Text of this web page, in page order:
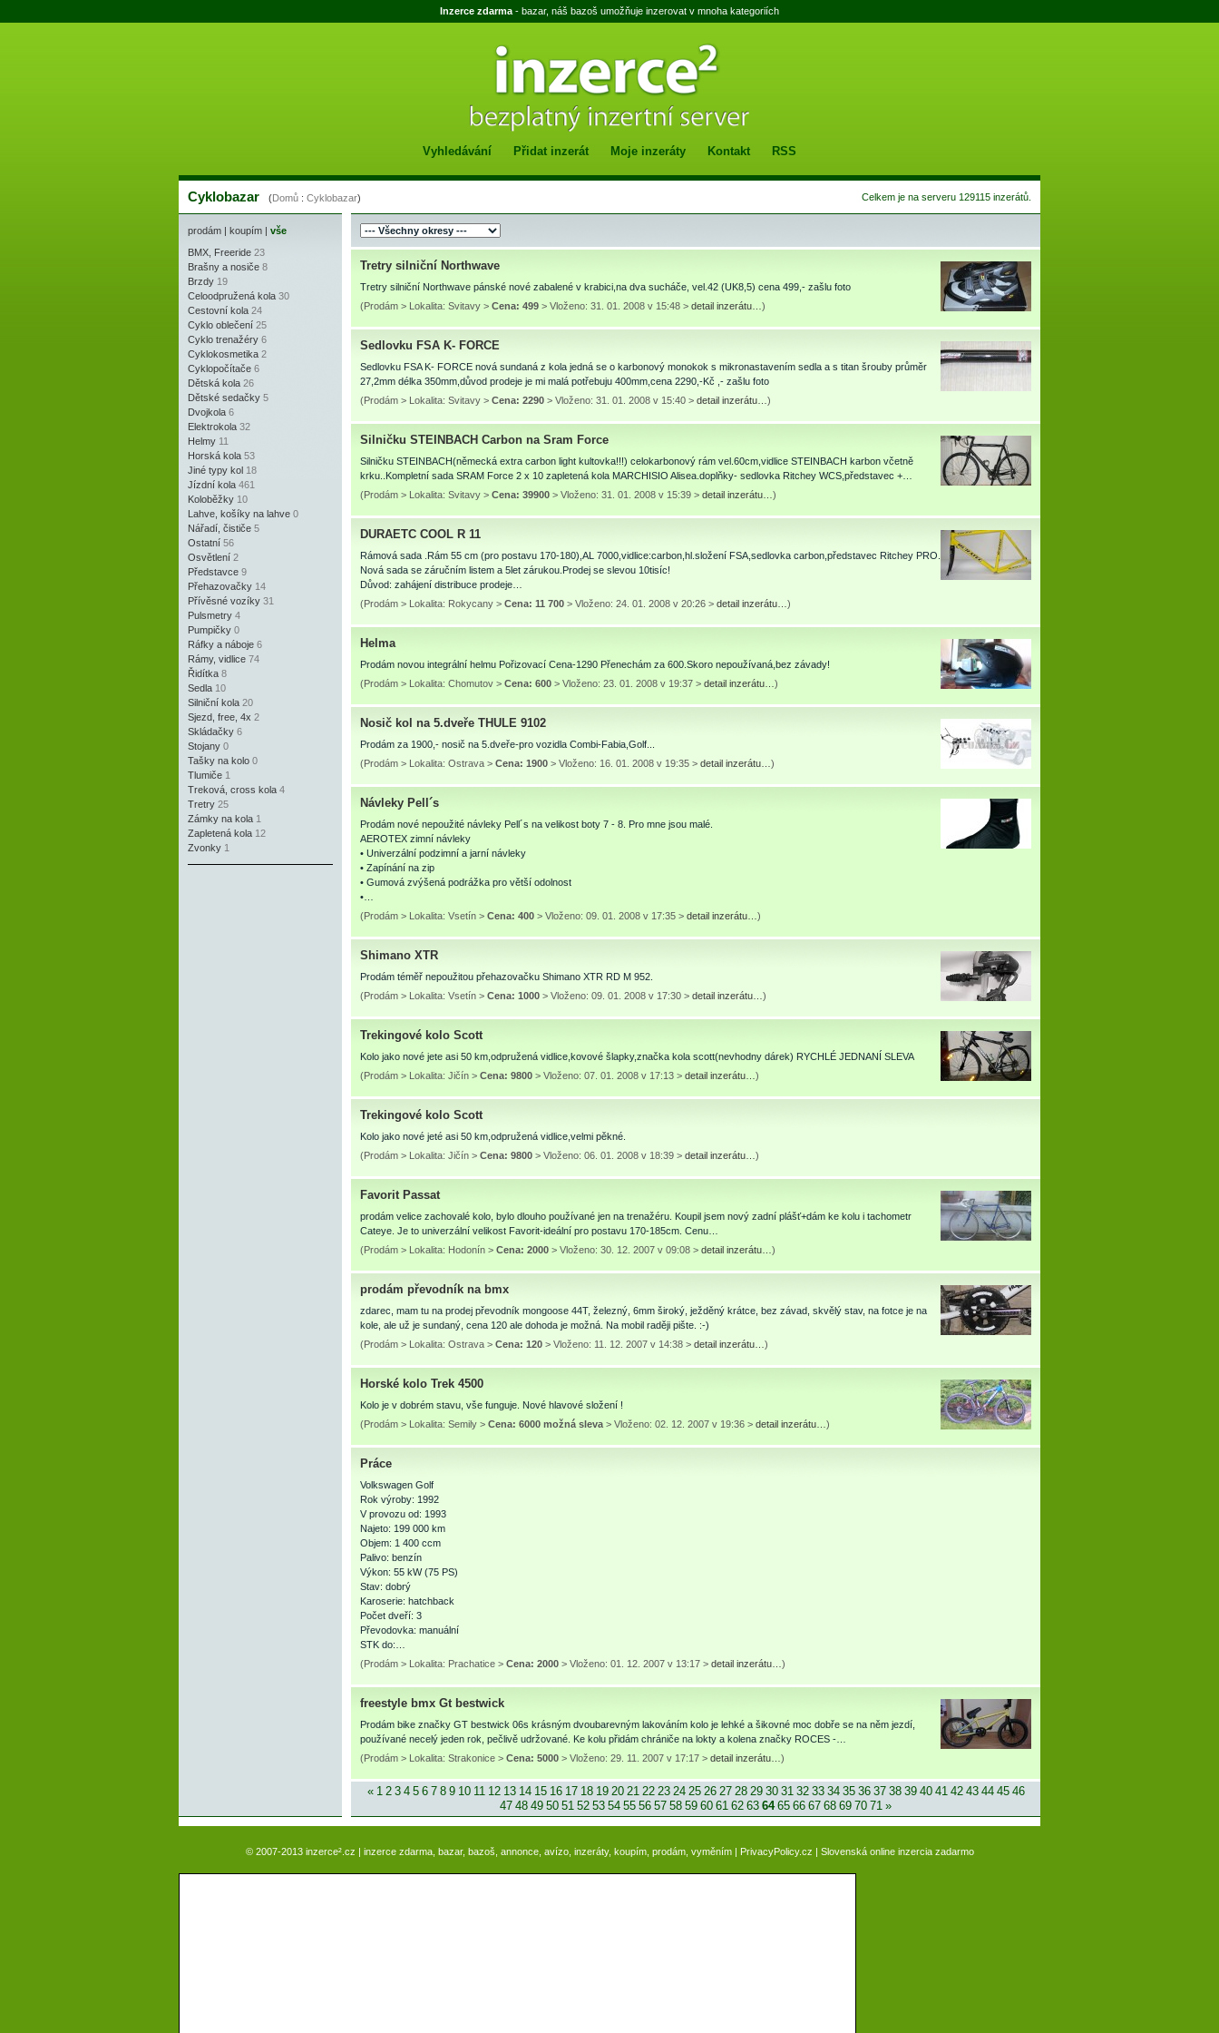
Inzerce zdarma - bazar, náš bazoš umožňuje inzerovat v mnoha kategoriích
Vyhledávání Přidat inzerát Moje inzeráty Kontakt RSS
Celkem je na serveru 129115 inzerátů.
Cyklobazar (Domů : Cyklobazar)
prodám | koupím | vše
BMX, Freeride 23
Brašny a nosiče 8
Brzdy 19
Celoodpružená kola 30
Cestovní kola 24
Cyklo oblečení 25
Cyklo trenažéry 6
Cyklokosmetika 2
Cyklopočítače 6
Dětská kola 26
Dětské sedačky 5
Dvojkola 6
Elektrokola 32
Helmy 11
Horská kola 53
Jiné typy kol 18
Jízdní kola 461
Koloběžky 10
Lahve, košíky na lahve 0
Nářadí, čističe 5
Ostatní 56
Osvětlení 2
Představce 9
Přehazovačky 14
Přívěsné vozíky 31
Pulsmetry 4
Pumpičky 0
Ráfky a náboje 6
Rámy, vidlice 74
Řidítka 8
Sedla 10
Silniční kola 20
Sjezd, free, 4x 2
Skládačky 6
Stojany 0
Tašky na kolo 0
Tlumiče 1
Treková, cross kola 4
Tretry 25
Zámky na kola 1
Zapletená kola 12
Zvonky 1
Tretry silniční Northwave
Tretry silniční Northwave pánské nové zabalené v krabici,na dva sucháče, vel.42 (UK8,5) cena 499,- zašlu foto
(Prodám > Lokalita: Svitavy > Cena: 499 > Vloženo: 31. 01. 2008 v 15:48 > detail inzerátu… )
Sedlovku FSA K- FORCE
Sedlovku FSA K- FORCE nová sundaná z kola jedná se o karbonový monokok s mikronastavením sedla a s titan šrouby průměr
27,2mm délka 350mm,důvod prodeje je mi malá potřebuju 400mm,cena 2290,-Kč ,- zašlu foto
(Prodám > Lokalita: Svitavy > Cena: 2290 > Vloženo: 31. 01. 2008 v 15:40 > detail inzerátu… )
Silničku STEINBACH Carbon na Sram Force
Silničku STEINBACH(německá extra carbon light kultovka!!!) celokarbonový rám vel.60cm,vidlice STEINBACH karbon včetně
krku..Kompletní sada SRAM Force 2 x 10 zapletená kola MARCHISIO Alisea.doplňky- sedlovka Ritchey WCS,představec +…
(Prodám > Lokalita: Svitavy > Cena: 39900 > Vloženo: 31. 01. 2008 v 15:39 > detail inzerátu… )
DURAETC COOL R 11
Rámová sada .Rám 55 cm (pro postavu 170-180),AL 7000,vidlice:carbon,hl.složení FSA,sedlovka carbon,představec Ritchey PRO.
Nová sada se záručním listem a 5let zárukou.Prodej se slevou 10tisíc!
Důvod: zahájení distribuce prodeje…
(Prodám > Lokalita: Rokycany > Cena: 11 700 > Vloženo: 24. 01. 2008 v 20:26 > detail inzerátu… )
Helma
Prodám novou integrální helmu Pořizovací Cena-1290 Přenechám za 600.Skoro nepoužívaná,bez závady!
(Prodám > Lokalita: Chomutov > Cena: 600 > Vloženo: 23. 01. 2008 v 19:37 > detail inzerátu… )
Nosič kol na 5.dveře THULE 9102
Prodám za 1900,- nosič na 5.dveře-pro vozidla Combi-Fabia,Golf...
(Prodám > Lokalita: Ostrava > Cena: 1900 > Vloženo: 16. 01. 2008 v 19:35 > detail inzerátu… )
Návleky Pell´s
Prodám nové nepoužité návleky Pell´s na velikost boty 7 - 8. Pro mne jsou malé.
AEROTEX zimní návleky
• Univerzální podzimní a jarní návleky
• Zapínání na zip
• Gumová zvýšená podrážka pro větší odolnost
•…
(Prodám > Lokalita: Vsetín > Cena: 400 > Vloženo: 09. 01. 2008 v 17:35 > detail inzerátu… )
Shimano XTR
Prodám téměř nepoužitou přehazovačku Shimano XTR RD M 952.
(Prodám > Lokalita: Vsetín > Cena: 1000 > Vloženo: 09. 01. 2008 v 17:30 > detail inzerátu… )
Trekingové kolo Scott
Kolo jako nové jete asi 50 km,odpružená vidlice,kovové šlapky,značka kola scott(nevhodny dárek) RYCHLÉ JEDNANÍ SLEVA
(Prodám > Lokalita: Jičín > Cena: 9800 > Vloženo: 07. 01. 2008 v 17:13 > detail inzerátu… )
Trekingové kolo Scott
Kolo jako nové jeté asi 50 km,odpružená vidlice,velmi pěkné.
(Prodám > Lokalita: Jičín > Cena: 9800 > Vloženo: 06. 01. 2008 v 18:39 > detail inzerátu… )
Favorit Passat
prodám velice zachovalé kolo, bylo dlouho používané jen na trenažéru. Koupil jsem nový zadní plášť+dám ke kolu i tachometr
Cateye. Je to univerzální velikost Favorit-ideální pro postavu 170-185cm. Cenu…
(Prodám > Lokalita: Hodonín > Cena: 2000 > Vloženo: 30. 12. 2007 v 09:08 > detail inzerátu… )
prodám převodník na bmx
zdarec, mam tu na prodej převodník mongoose 44T, železný, 6mm široký, ježděný krátce, bez závad, skvělý stav, na fotce je na
kole, ale už je sundaný, cena 120 ale dohoda je možná. Na mobil raději pište. :-)
(Prodám > Lokalita: Ostrava > Cena: 120 > Vloženo: 11. 12. 2007 v 14:38 > detail inzerátu… )
Horské kolo Trek 4500
Kolo je v dobrém stavu, vše funguje. Nové hlavové složení !
(Prodám > Lokalita: Semily > Cena: 6000 možná sleva > Vloženo: 02. 12. 2007 v 19:36 > detail inzerátu… )
Práce
Volkswagen Golf
Rok výroby: 1992
V provozu od: 1993
Najeto: 199 000 km
Objem: 1 400 ccm
Palivo: benzín
Výkon: 55 kW (75 PS)
Stav: dobrý
Karoserie: hatchback
Počet dveří: 3
Převodovka: manuální
STK do:…
(Prodám > Lokalita: Prachatice > Cena: 2000 > Vloženo: 01. 12. 2007 v 13:17 > detail inzerátu… )
freestyle bmx Gt bestwick
Prodám bike značky GT bestwick 06s krásným dvoubarevným lakováním kolo je lehké a šikovné moc dobře se na něm jezdí,
používané necelý jeden rok, pečlivě udržované. Ke kolu přidám chrániče na lokty a kolena značky ROCES -…
(Prodám > Lokalita: Strakonice > Cena: 5000 > Vloženo: 29. 11. 2007 v 17:17 > detail inzerátu… )
« 1 2 3 4 5 6 7 8 9 10 11 12 13 14 15 16 17 18 19 20 21 22 23 24 25 26 27 28 29 30 31 32 33 34 35 36 37 38 39 40 41 42 43 44 45 46
47 48 49 50 51 52 53 54 55 56 57 58 59 60 61 62 63 64 65 66 67 68 69 70 71 »
© 2007-2013 inzerce².cz | inzerce zdarma, bazar, bazoš, annonce, avízo, inzeráty, koupím, prodám, vyměním | PrivacyPolicy.cz | Slovenská online inzercia zadarmo